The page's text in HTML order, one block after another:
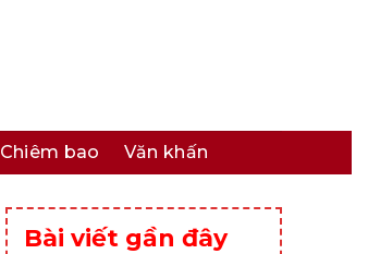
Chiêm bao Văn khấn
Bài viết gần đây